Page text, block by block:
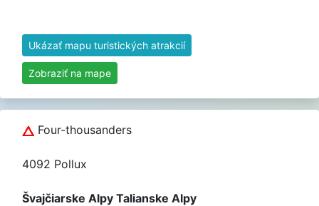
Ukázať mapu turistických atrakcií
Zobraziť na mape
Four-thousanders
4092 Pollux
Švajčiarske Alpy Talianske Alpy